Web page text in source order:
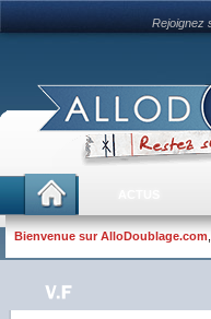
Rejoignez
Bienvenue sur AlloDoublage.com